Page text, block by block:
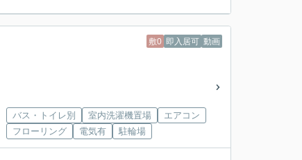
敷0 即入居可 動画
バス・トイレ別 室内洗濯機置場
エアコン
フローリング
電気有 駐輪場